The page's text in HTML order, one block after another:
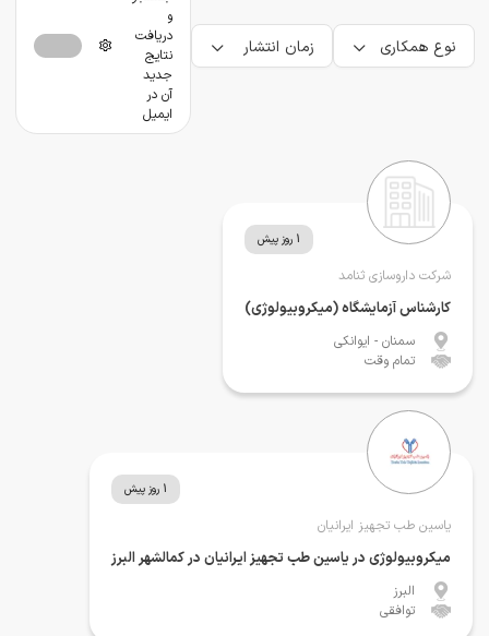
نوع همکاری زمان انتشار
و
دریافت
نتایج
جدید
آن در
ایمیل
1 روز پیش
شرکت داروسازی ثنامد
کارشناس آزمایشگاه (میکروبیولوژی)
سمنان - ایوانکی
تمام وقت
1 روز پیش
یاسین طب تجهیز ایرانیان
میکروبیولوژی در یاسین طب تجهیز ایرانیان در کمالشهر البرز
البرز
توافقی